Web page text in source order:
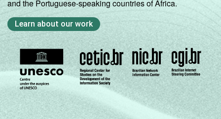
and the Portuguese-speaking countries of Africa.
Learn about our work